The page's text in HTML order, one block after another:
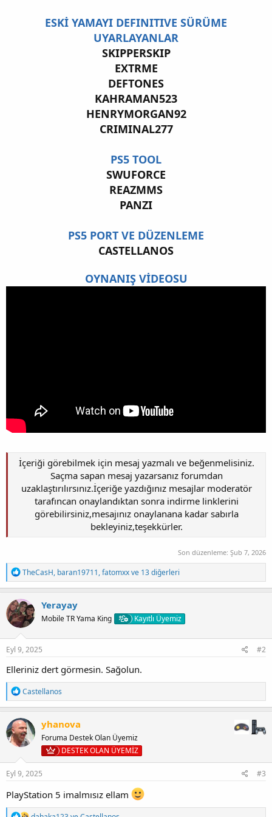
ESKİ YAMAYI DEFINITIVE SÜRÜME
UYARLAYANLAR
SKIPPERSKIP
EXTRME
DEFTONES
KAHRAMAN523
HENRYMORGAN92
CRIMINAL277
PS5 TOOL
SWUFORCE
REAZMMS
PANZI
PS5 PORT VE DÜZENLEME
CASTELLANOS
OYNANIŞ VİDEOSU
İçeriği görebilmek için mesaj yazmalı ve beğenmelisiniz.
Saçma sapan mesaj yazarsanız forumdan
uzaklaştırılırsınız.İçeriğe yazdığınız mesajlar moderatör
tarafıncan onaylandıktan sonra indirme linklerini
görebilirsiniz,mesajınız onaylanana kadar sabırla
bekleyiniz,teşekkürler.
Son düzenleme: Şub 7, 2026
T
e
p
k
i
l
e
r
TheCasH, baran19711,fatomxxve 13 diğerleri
Yerayay
Mobile TR Yama King Kayıtlı Üyemiz
Eyl 9, 2025 #2
Elleriniz dert görmesin. Sağolun.
T
e
p
k
i
l
e
r
Castellanos
yhanova
Foruma Destek Olan Üyemiz
DESTEK OLAN ÜYEMİZ
Eyl 9, 2025 #3
PlayStation 5 imalmısız ellam